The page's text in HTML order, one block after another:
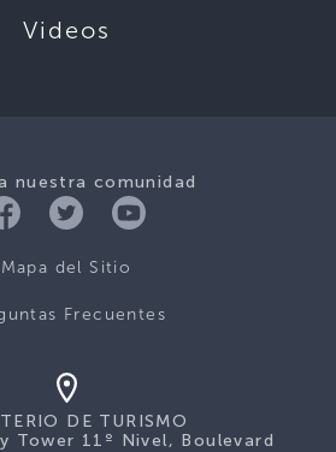
Videos
nuestra comunidad
Mapa del Sitio
Frecuentes
DE TURISMO
Tower 11º Nivel, Boulevard